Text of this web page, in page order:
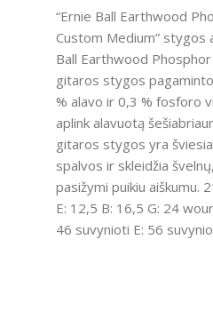
“Ernie Ball Earthwood
Custom Medium” stygos
Ball Earthwood
gitaros stygos
% alavo ir 0,3 % fosforo
aplink alavuotą
gitaros stygos yra
spalvos ir skleidžia
pasižymi puikiu aiškumu.
E: 12,5 B: 16,5 G: 24
46 suvynioti E: 56